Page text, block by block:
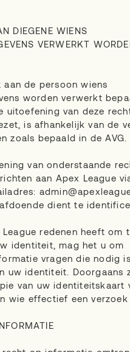
DIEGENE WIENS
VERWERKT
aan de persoon wiens
worden verwerkt
uitoefening van deze
is afhankelijk van de
zoals bepaald in de AVG.
van onderstaande
aan Apex League
dient te
League redenen heeft om
identiteit, mag het u om
vragen die nodig
uw identiteit. Doorgaans
van uw identiteitskaart
wie effectief een verzoek